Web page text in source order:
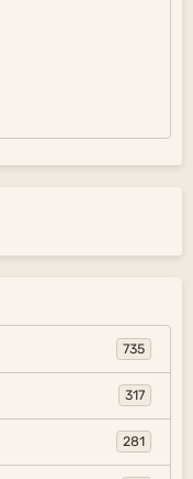
735
317
281